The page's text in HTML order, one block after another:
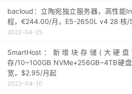
bacloud：立陶宛独立服务器，高性能
程，€244.00/月，E5-2650L v4 28 核/
2022-04-25
SmartHost：新增块存储(大硬盘
存/10~100GB NVMe+256GB~4TB硬
宽，$2.95/月起
2023-04-10